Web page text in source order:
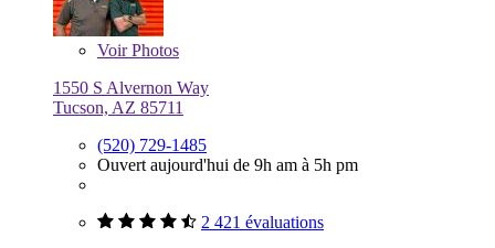
VoirPhotos
1550 S Alvernon Way
Tucson, AZ 85711
(520) 729-1485
Ouvert aujourd'hui de 9h am à 5h pm
2 421 évaluations